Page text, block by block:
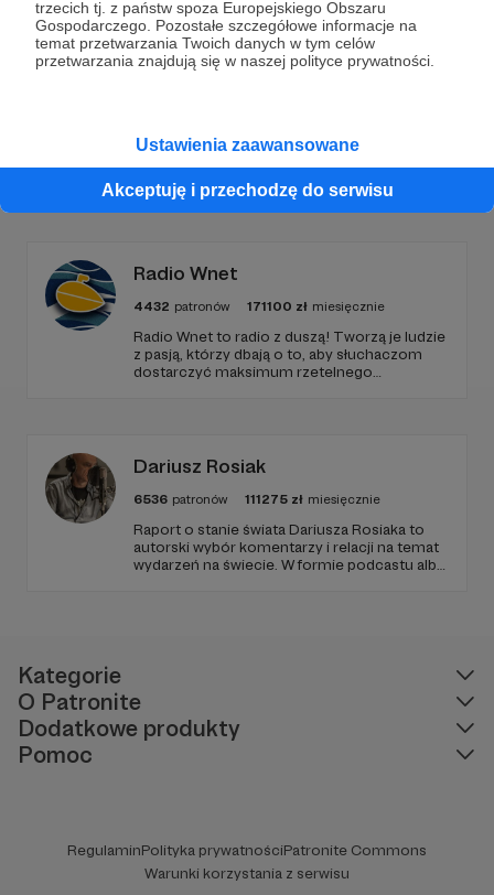
trzecich tj. z państw spoza Europejskiego Obszaru
Gospodarczego. Pozostałe szczegółowe informacje na
temat przetwarzania Twoich danych w tym celów
przetwarzania znajdują się w naszej polityce prywatności.
Ustawienia zaawansowane
Akceptuję i przechodzę do serwisu
Zostań Patronem
Promowani autorzy
Radio Wnet
4432 patronów 171100 zł miesięcznie
Radio Wnet to radio z duszą! Tworzą je ludzie
z pasją, którzy dbają o to, aby słuchaczom
dostarczyć maksimum rzetelnego
Dariusz Rosiak
6536 patronów 111275 zł miesięcznie
Raport o stanie świata Dariusza Rosiaka to
autorski wybór komentarzy i relacji na temat
wydarzeń na świecie. W formie podcastu albo
Kategorie
O Patronite
Dodatkowe produkty
Pomoc
RegulaminPolityka prywatnościPatronite Commons
Warunki korzystania z serwisu